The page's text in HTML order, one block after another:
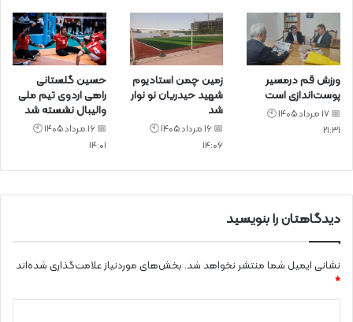
ورزش قم درمسیر
پوست‌اندازی است
📅 17 مرداد 1405 🕙
21:31
زمین چمن استادیوم
شهید حیدریان نو نوار
شد
📅 16 مرداد 1405 🕙
14:06
حسین گلستانی
راهی اردوی تیم ملی
والیبال نشسته شد
📅 16 مرداد 1405 🕙
14:01
دیدگاهتان را بنویسید
نشانی ایمیل شما منتشر نخواهد شد. بخش‌های موردنیاز علامت‌گذاری شده‌اند
*